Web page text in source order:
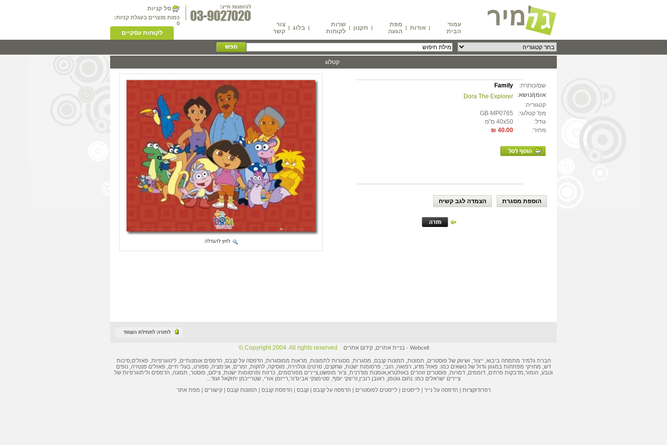
עמוד
הבית
| אודות |
מפת
הגעה
| תקנון |
שרות
לקוחות
| בלוג | צור
קשר
סל קניות
כמות מוצרים בעגלת קניות:
0
לקוחות עסקיים
קטלוג
שם/כותרת:
Family
אומן/נושא:
Dora The Explorer
קטגוריה:
מס' קטלוגי:
GB-MP0765
גודל:
40x50 ס"מ
מחיר:
40.00 ₪
הוספת מסגרת הצמדה לגב קשיח
Webcell
- בניית אתרים ,קידום אתרים Copyright 2004. All rights reserved ֲ©
חברת גלמיר מתמחה ביבוא, ייצור, ושיווק של פוסטרים תמונות , תמונות קנבס, מסגרות, מסגרות לתמונות , מראות ממוסגרות, הדפסה על קנבס הדפסים אומנותיים ,ליטוגרפיות פאזלים ,סיכות
דש מחזיקי מפתחות במגוון גדול של נושאים כמו: פאזל מדע, רפואה, הובי, פרסומות ישנות , שחקנים, סרטים וטלויזיה, מוסיקה, להקות, זמרים, אנימציה, ספורט, בעלי חיים, פאזלים פנטזיה, נופים
וטבע, הומור, מדבקות פרחים, דוממים, דמויות, פוסטרים זוהרים באולטרא, אומנות מודרנית ציור מופשט ציירים מפורסמים כרזות ופרסומות ישנות, צילום, פוסטר, תמונה, הדפסים וליתוגרפיות של
ציירים ישראלים כמו: נחום גוטמן ראובן רובין זריצקי יוסף סטימצקי אביגדור רייזמן אורי שטרייכמן יחזקאל ועוד...
רפרודוקציות | הדפסה על נייר |לייסטים |לייסטים לפוסטרים | הדפסה על קנבס |קנבס | הדפסת קנבס | תמונות קנבס |קישורים | מפת אתר